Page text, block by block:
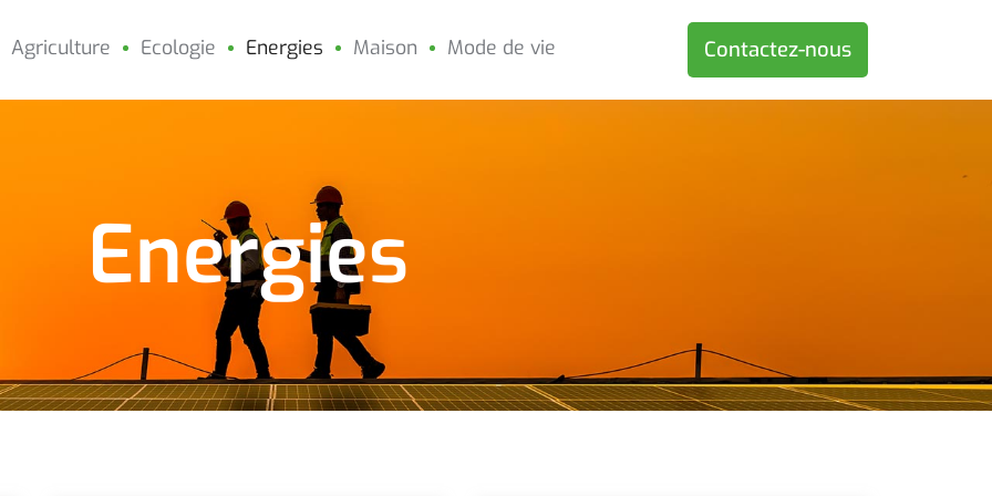
Agriculture Ecologie Energies Maison Mode de vie Contactez-nous
Energies